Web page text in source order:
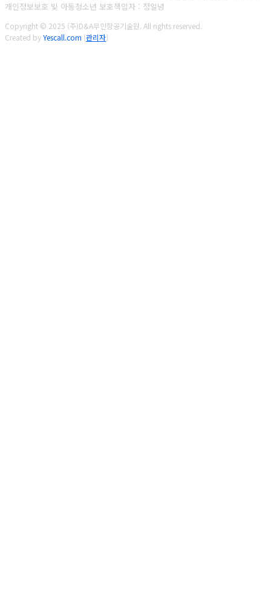
개인정보보호 빛 아동청소년 보호책임자 : 정일녕
Copyright © 2025 (주)D&A무인항공기술원. All rights reserved.
Created byYescall.com [관리자]